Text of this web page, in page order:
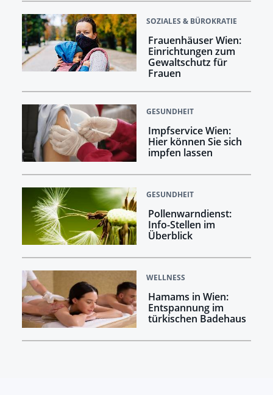
SOZIALES & BÜROKRATIE
Frauenhäuser Wien:
Einrichtungen zum
Gewaltschutz für
Frauen
GESUNDHEIT
Impfservice Wien:
Hier können Sie sich
impfen lassen
GESUNDHEIT
Pollenwarndienst:
Info-Stellen im
Überblick
WELLNESS
Hamams in Wien:
Entspannung im
türkischen Badehaus